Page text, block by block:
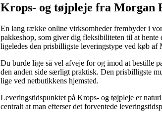
Krops- og tøjpleje fra Morgan
En lang række online virksomheder frembyder i
pakkeshop, som giver dig fleksibiliteten til at
ligeledes den prisbilligste leveringstype ved køb
Du burde lige så vel afveje for og imod at bestille
den anden side særligt praktisk. Den prisbilligste
lige ved netbutikkens hjemsted.
Leveringstidspunktet på Krops- og tøjpleje er
centralt at man efterser det forventede